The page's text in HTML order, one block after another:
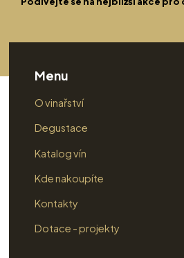
Menu
O vinařství
Degustace
Katalog vín
Kde nakoupíte
Kontakty
Dotace - projekty